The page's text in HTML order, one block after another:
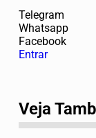
Telegram
Whatsapp
Facebook
Entrar
Veja